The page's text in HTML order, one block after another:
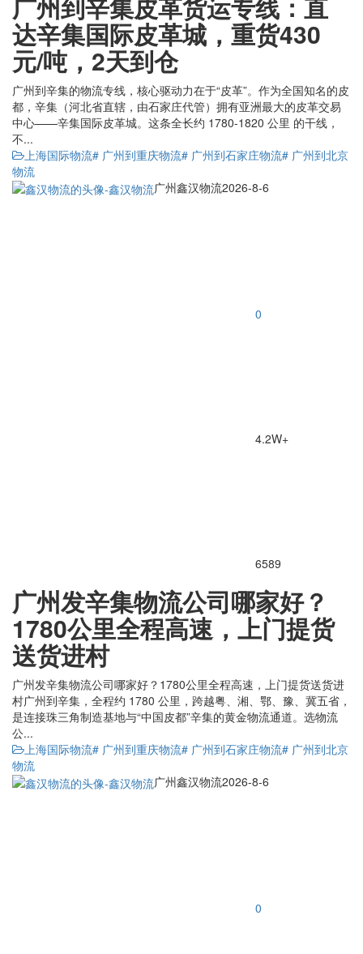
达辛集国际皮革城，重货430
元/吨，2天到仓
广州到辛集的物流专线，核心驱动力在于“皮革”。作为全国知名的皮
都，辛集（河北省直辖，由石家庄代管）拥有亚洲最大的皮革交易
中心——辛集国际皮革城。这条全长约 1780-1820 公里 的干线，
不...
上海国际物流# 广州到重庆物流# 广州到石家庄物流# 广州到北京
物流
广州鑫汉物流2026-8-6
0
4.2W+
6589
广州发辛集物流公司哪家好？
1780公里全程高速，上门提货
送货进村
广州发辛集物流公司哪家好？1780公里全程高速，上门提货送货进
村广州到辛集，全程约 1780 公里，跨越粤、湘、鄂、豫、冀五省，
是连接珠三角制造基地与“中国皮都”辛集的黄金物流通道。选物流
公...
上海国际物流# 广州到重庆物流# 广州到石家庄物流# 广州到北京
物流
广州鑫汉物流2026-8-6
0